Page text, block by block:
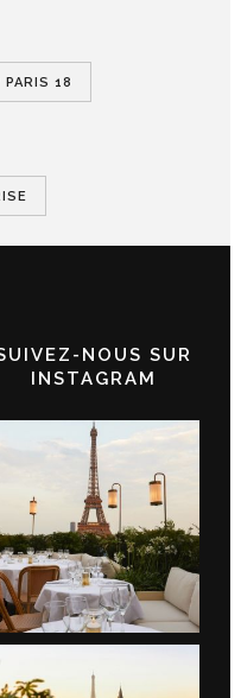
PARIS 18
NOUS SUR
INSTAGRAM